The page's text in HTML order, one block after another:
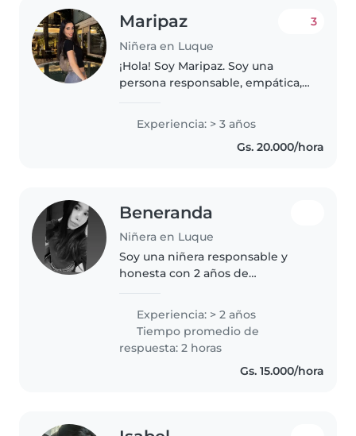
Maripaz
Niñera en Luque
3
¡Hola! Soy Maripaz. Soy una
persona responsable, empática,
niños y brindarles un ambiente
seguro y divertido. También
Experiencia: > 3 años
Gs. 20.000/hora
Beneranda
Niñera en Luque
Soy una niñera responsable y
honesta con 2 años de
niñitos, preescolares y escolares.
Me encanta dibujar, leer cuentos,
manualidades, música y juegos
creativos...
Experiencia: > 2 años
Tiempo promedio de
respuesta: 2 horas
Gs. 15.000/hora